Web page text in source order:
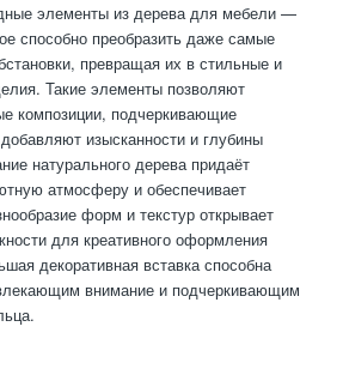
элементы из дерева для мебели —
способно преобразить даже самые
превращая их в стильные и
Такие элементы позволяют
композиции, подчеркивающие
изысканности и глубины
натурального дерева придаёт
атмосферу и обеспечивает
форм и текстур открывает
для креативного оформления
декоративная вставка способна
внимание и подчеркивающим